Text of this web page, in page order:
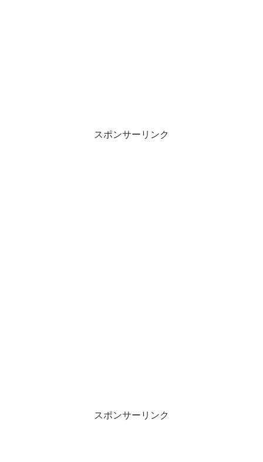
スポンサーリンク
スポンサーリンク